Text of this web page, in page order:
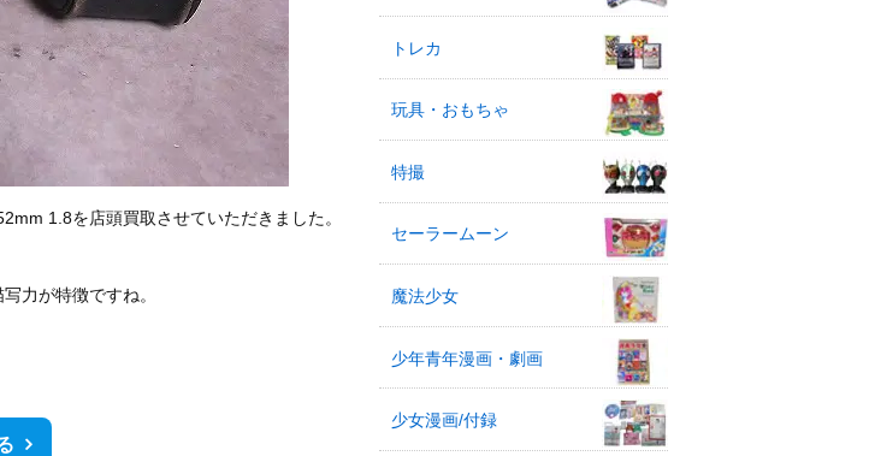
1.8を店頭買取させていただきました。
力が特徴ですね。
トレカ
玩具・おもちゃ
特撮
セーラームーン
魔法少女
少年青年漫画・劇画
少女漫画/付録